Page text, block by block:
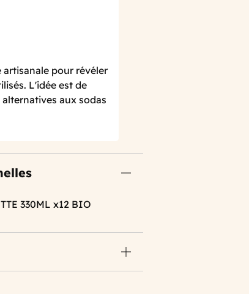
artisanale pour révéler
L'idée est de
aux sodas
330ML x12 BIO